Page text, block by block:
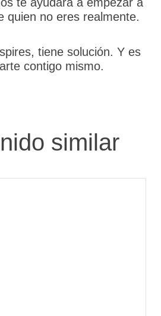
quien no eres realmente.
tiene solución. Y es
contigo mismo.
similar